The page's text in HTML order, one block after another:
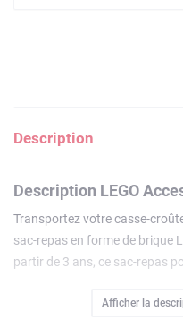
Description
Description LEGO
Transportez votre casse-
sac-repas en forme de brique
partir de 3 ans, ce sac-repas
résistant, il présente un
Afficher la